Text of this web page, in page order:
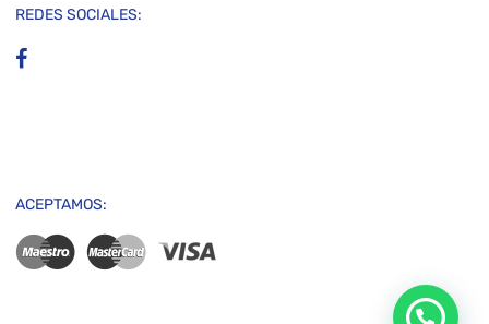
REDES SOCIALES:
ACEPTAMOS: